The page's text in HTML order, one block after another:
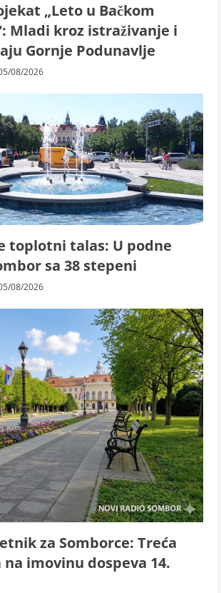
„Leto u Bačkom
Mladi kroz istraživanje i
Gornje Podunavlje
08/2026
toplotni talas: U podne
sa 38 stepeni
08/2026
za Somborce: Treća
imovinu dospeva 14.